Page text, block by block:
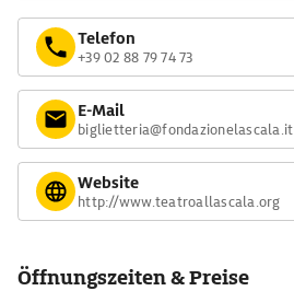
Telefon
+39 02 88 79 74 73
E-Mail
biglietteria@fondazionelascala.it
Website
http://www.teatroallascala.org
Öffnungszeiten & Preise